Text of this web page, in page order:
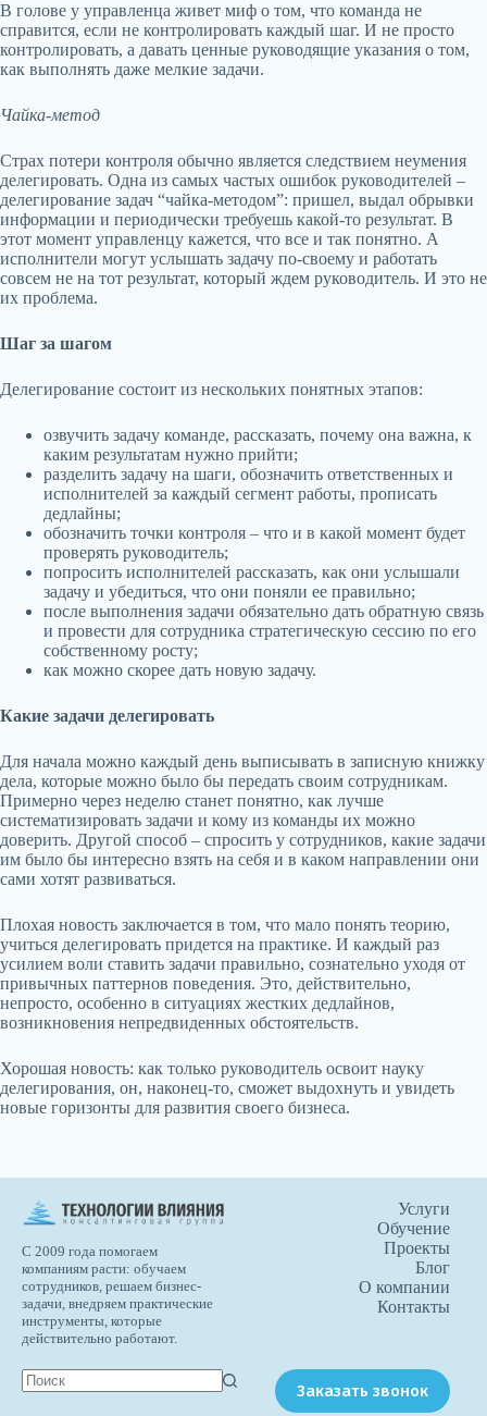
В голове у управленца живет миф о том, что команда не
справится, если не контролировать каждый шаг. И не просто
контролировать, а давать ценные руководящие указания о том,
как выполнять даже мелкие задачи.
Чайка-метод
Страх потери контроля обычно является следствием неумения
делегировать. Одна из самых частых ошибок руководителей –
делегирование задач “чайка-методом”: пришел, выдал обрывки
информации и периодически требуешь какой-то результат. В
этот момент управленцу кажется, что все и так понятно. А
исполнители могут услышать задачу по-своему и работать
совсем не на тот результат, который ждем руководитель. И это не
их проблема.
Шаг за шагом
Делегирование состоит из нескольких понятных этапов:
озвучить задачу команде, рассказать, почему она важна, к
каким результатам нужно прийти;
разделить задачу на шаги, обозначить ответственных и
исполнителей за каждый сегмент работы, прописать
дедлайны;
обозначить точки контроля – что и в какой момент будет
проверять руководитель;
попросить исполнителей рассказать, как они услышали
задачу и убедиться, что они поняли ее правильно;
после выполнения задачи обязательно дать обратную связь
и провести для сотрудника стратегическую сессию по его
собственному росту;
как можно скорее дать новую задачу.
Какие задачи делегировать
Для начала можно каждый день выписывать в записную книжку
дела, которые можно было бы передать своим сотрудникам.
Примерно через неделю станет понятно, как лучше
систематизировать задачи и кому из команды их можно
доверить. Другой способ – спросить у сотрудников, какие задачи
им было бы интересно взять на себя и в каком направлении они
сами хотят развиваться.
Плохая новость заключается в том, что мало понять теорию,
учиться делегировать придется на практике. И каждый раз
усилием воли ставить задачи правильно, сознательно уходя от
привычных паттернов поведения. Это, действительно,
непросто, особенно в ситуациях жестких дедлайнов,
возникновения непредвиденных обстоятельств.
Хорошая новость: как только руководитель освоит науку
делегирования, он, наконец-то, сможет выдохнуть и увидеть
новые горизонты для развития своего бизнеса.
С 2009 года помогаем
компаниям расти: обучаем
сотрудников, решаем бизнес-
задачи, внедряем практические
инструменты, которые
действительно работают.
Услуги
Обучение
Проекты
Блог
О компании
Контакты
Заказать звонок